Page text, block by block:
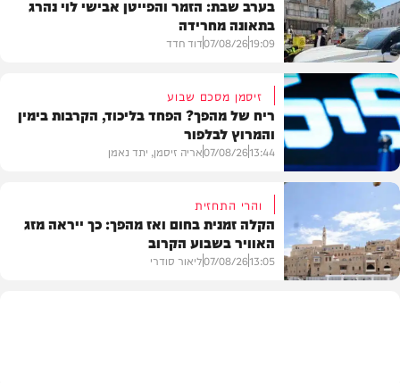
בארץ
בערב שבת: הזמר והפייטן אבישי לוי נהרג
בתאונה מחרידה
19:09
07/08/26דוד חדד
פוליטי
זיסמן מסכם שבוע
ריח של מהפך? הפחד בליכוד, הקרבות בימין
והמרוץ לבלפור
13:44
07/08/26אריה זיסמן, יתד נאמן
והרי התחזית
הקלה זמנית בחום ואז מהפך: כך ייראה מזג
האוויר בשבוע הקרוב
13:05
07/08/26ליאור סודרי